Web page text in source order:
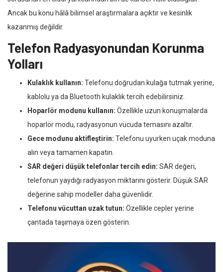
Ancak bu konu hâlâ bilimsel araştırmalara açıktır ve kesinlik
kazanmış değildir.
Telefon Radyasyonundan Korunma
Yolları
Kulaklık kullanın: Telefonu doğrudan kulağa tutmak yerine,
kablolu ya da Bluetooth kulaklık tercih edebilirsiniz.
Hoparlör modunu kullanın: Özellikle uzun konuşmalarda
hoparlör modu, radyasyonun vücuda temasını azaltır.
Gece modunu aktifleştirin: Telefonu uyurken uçak moduna
alın veya tamamen kapatın.
SAR değeri düşük telefonlar tercih edin: SAR değeri,
telefonun yaydığı radyasyon miktarını gösterir. Düşük SAR
değerine sahip modeller daha güvenlidir.
Telefonu vücuttan uzak tutun: Özellikle cepler yerine
çantada taşımaya özen gösterin.